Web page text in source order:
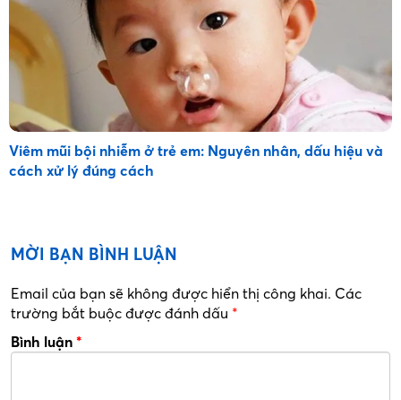
Viêm mũi bội nhiễm ở trẻ em: Nguyên nhân, dấu hiệu và
cách xử lý đúng cách
MỜI BẠN BÌNH LUẬN
Email của bạn sẽ không được hiển thị công khai. Các
trường bắt buộc được đánh dấu *
Bình luận *